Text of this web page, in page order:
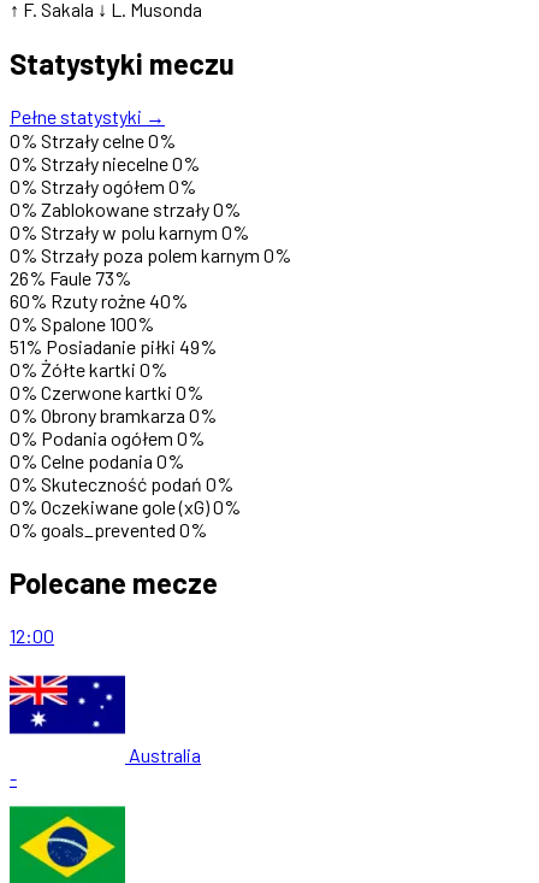
↑ F. Sakala ↓ L. Musonda
Statystyki meczu
Pełne statystyki →
0% Strzały celne0%
0% Strzały niecelne0%
0% Strzały ogółem 0%
0% Zablokowane strzały0%
0% Strzały w polu karnym 0%
0% Strzały poza polem karnym 0%
26% Faule 73%
60% Rzuty rożne40%
0% Spalone100%
51% Posiadanie piłki 49%
0% Żółte kartki 0%
0% Czerwone kartki 0%
0% Obrony bramkarza 0%
0% Podania ogółem 0%
0% Celne podania 0%
0% Skuteczność podań 0%
0% Oczekiwane gole (xG)0%
0% goals_prevented 0%
Polecane mecze
12:00
Australia
-